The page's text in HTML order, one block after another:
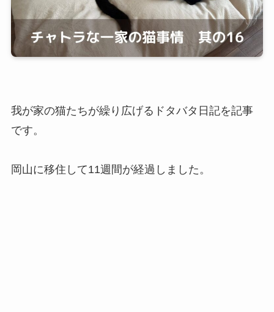
我が家の猫たちが繰り広げるドタバタ日記を記事
です。
岡山に移住して11週間が経過しました。